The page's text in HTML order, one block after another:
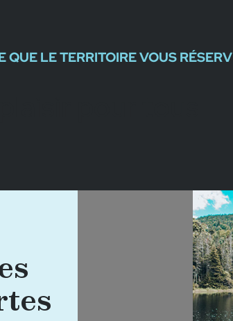
QUE LE TERRITOIRE VOUS